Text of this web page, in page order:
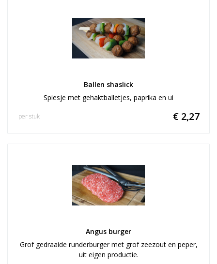
Ballen shaslick
Spiesje met gehaktballetjes, paprika en ui
€ 2,27
per stuk
Angus burger
Grof gedraaide runderburger met grof zeezout en peper,
uit eigen productie.